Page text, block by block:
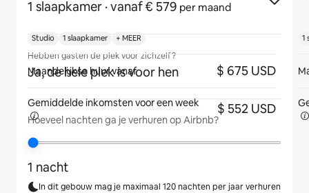
1 slaapkamer · vanaf € 579 per maand
Hebben gasten de plek voor zichzelf?
Ja, de hele plek is voor hen
Hoeveel nachten ga je verhuren op Airbnb?
1 nacht
In dit gebouw mag je maximaal 120 nachten per jaar verhuren
Studio 1 slaapkamer + MEER
Maandelijkse huur vanaf $ 675 USD
Gemiddelde inkomsten vooreen week $ 552 USD
1